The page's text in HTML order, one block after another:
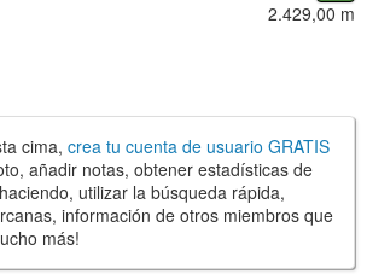
2.429,00 m
cima, crea tu cuenta de usuario GRATIS
añadir notas, obtener estadísticas de
utilizar la búsqueda rápida,
información de otros miembros que
más!